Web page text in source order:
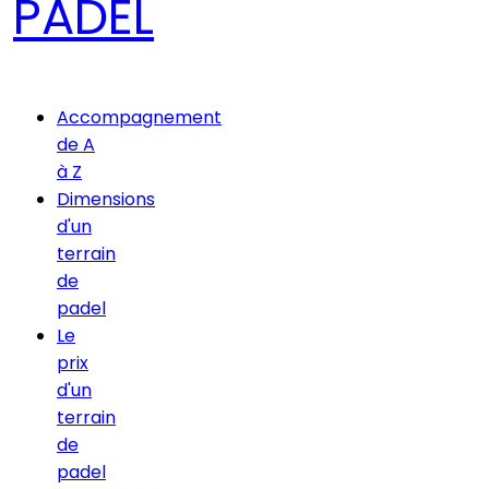
PADEL
Accompagnement
de A
à Z
Dimensions
d'un
terrain
de
padel
Le
prix
d'un
terrain
de
padel